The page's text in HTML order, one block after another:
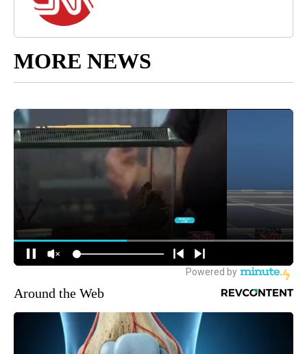
MORE NEWS
Around the Web